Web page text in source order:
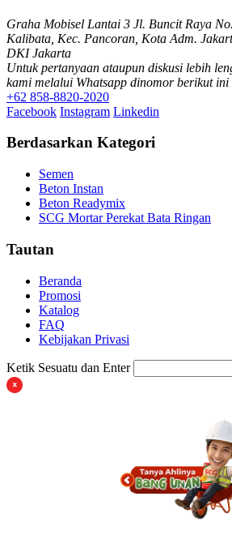
Graha Mobisel Lantai 3 Jl. Buncit Raya
Kalibata, Kec. Pancoran, Kota Adm.
DKI Jakarta
Untuk pertanyaan ataupun diskusi lebih
kami melalui Whatsapp dinomor berikut ini
+62 858-8820-2020
Facebook Instagram Linkedin
Berdasarkan Kategori
Semen
Beton Instan
Beton Readymix
SCG Mortar Perekat Bata Ringan
Tautan
Beranda
Promosi
Katalog
FAQ
Kebijakan Privasi
Ketik Sesuatu dan Enter